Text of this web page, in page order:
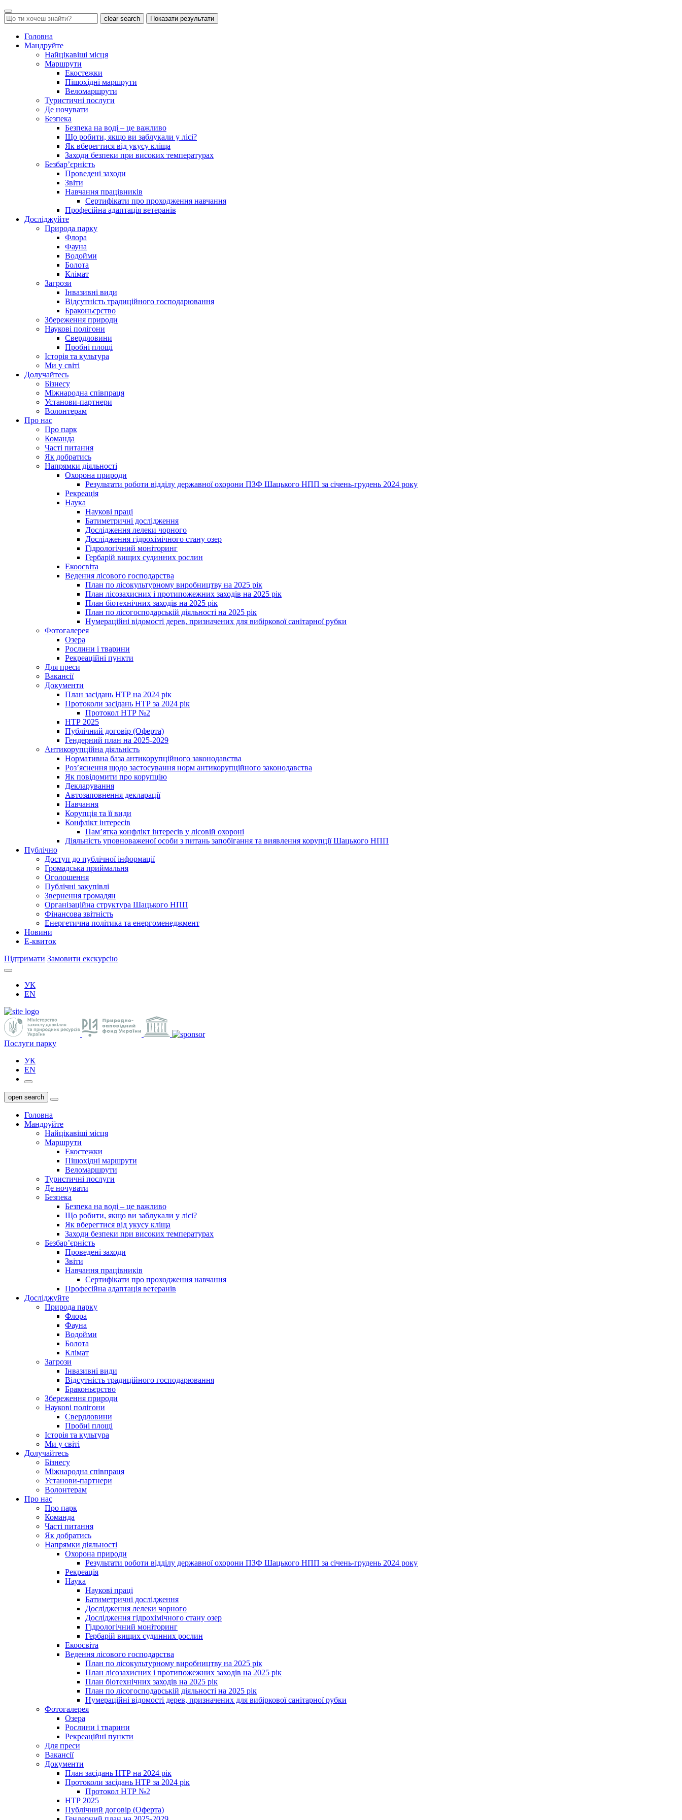
clear search Показати результати
Головна
Мандруйте
Найцікавіші місця
Маршрути
Екостежки
Пішохідні маршрути
Веломаршрути
Туристичні послуги
Де ночувати
Безпека
Безпека на воді – це важливо
Що робити, якщо ви заблукали у лісі?
Як вберегтися від укусу кліща
Заходи безпеки при високих температурах
Безбар’єрність
Проведені заходи
Звіти
Навчання працівників
Сертифікати про проходження навчання
Професійна адаптація ветеранів
Досліджуйте
Природа парку
Флора
Фауна
Водойми
Болота
Клімат
Загрози
Інвазивні види
Відсутність традиційного господарювання
Браконьєрство
Збереження природи
Наукові полігони
Свердловини
Пробні площі
Історія та культура
Ми у світі
Долучайтесь
Бізнесу
Міжнародна співпраця
Установи-партнери
Волонтерам
Про нас
Про парк
Команда
Часті питання
Як добратись
Напрямки діяльності
Охорона природи
Результати роботи відділу державної охорони ПЗФ Шацького НПП за січень-грудень 2024 року
Рекреація
Наука
Наукові праці
Батиметричні дослідження
Дослідження лелеки чорного
Дослідження гідрохімічного стану озер
Гідрологічний моніторинг
Гербарій вищих судинних рослин
Екоосвіта
Ведення лісового господарства
План по лісокультурному виробництву на 2025 рік
План лісозахисних і протипожежних заходів на 2025 рік
План біотехнічних заходів на 2025 рік
План по лісогосподарській діяльності на 2025 рік
Нумераційні відомості дерев, призначених для вибіркової санітарної рубки
Фотогалерея
Озера
Рослини і тварини
Рекреаційні пункти
Для преси
Вакансії
Документи
План засідань НТР на 2024 рік
Протоколи засідань НТР за 2024 рік
Протокол НТР №2
НТР 2025
Публічний договір (Оферта)
Гендерний план на 2025-2029
Антикорупційна діяльність
Нормативна база антикорупційного законодавства
Роз’яснення щодо застосування норм антикорупційного законодавства
Як повідомити про корупцію
Декларування
Автозаповнення декларації
Навчання
Корупція та її види
Конфлікт інтересів
Пам’ятка конфлікт інтересів у лісовій охороні
Діяльність уповноваженої особи з питань запобігання та виявлення корупції Шацького НПП
Публічно
Доступ до публічної інформації
Громадська приймальня
Оголошення
Публічні закупівлі
Звернення громадян
Організаційна структура Шацького НПП
Фінансова звітність
Енергетична політика та енергоменеджмент
Новини
Е-квиток
Підтримати Замовити екскурсію
УК
EN
Послуги парку
УК
EN
open search
Головна
Мандруйте
Найцікавіші місця
Маршрути
Екостежки
Пішохідні маршрути
Веломаршрути
Туристичні послуги
Де ночувати
Безпека
Безпека на воді – це важливо
Що робити, якщо ви заблукали у лісі?
Як вберегтися від укусу кліща
Заходи безпеки при високих температурах
Безбар’єрність
Проведені заходи
Звіти
Навчання працівників
Сертифікати про проходження навчання
Професійна адаптація ветеранів
Досліджуйте
Природа парку
Флора
Фауна
Водойми
Болота
Клімат
Загрози
Інвазивні види
Відсутність традиційного господарювання
Браконьєрство
Збереження природи
Наукові полігони
Свердловини
Пробні площі
Історія та культура
Ми у світі
Долучайтесь
Бізнесу
Міжнародна співпраця
Установи-партнери
Волонтерам
Про нас
Про парк
Команда
Часті питання
Як добратись
Напрямки діяльності
Охорона природи
Результати роботи відділу державної охорони ПЗФ Шацького НПП за січень-грудень 2024 року
Рекреація
Наука
Наукові праці
Батиметричні дослідження
Дослідження лелеки чорного
Дослідження гідрохімічного стану озер
Гідрологічний моніторинг
Гербарій вищих судинних рослин
Екоосвіта
Ведення лісового господарства
План по лісокультурному виробництву на 2025 рік
План лісозахисних і протипожежних заходів на 2025 рік
План біотехнічних заходів на 2025 рік
План по лісогосподарській діяльності на 2025 рік
Нумераційні відомості дерев, призначених для вибіркової санітарної рубки
Фотогалерея
Озера
Рослини і тварини
Рекреаційні пункти
Для преси
Вакансії
Документи
План засідань НТР на 2024 рік
Протоколи засідань НТР за 2024 рік
Протокол НТР №2
НТР 2025
Публічний договір (Оферта)